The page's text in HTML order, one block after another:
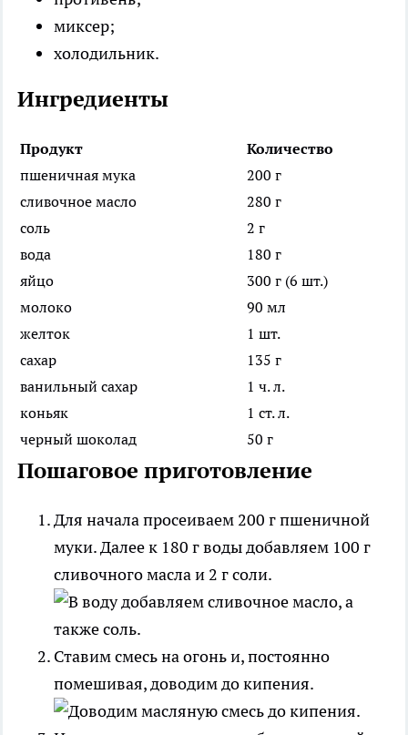
миксер;
холодильник.
Ингредиенты
Продукт
Количество
пшеничная мука
200 г
сливочное масло
280 г
соль
2 г
вода
180 г
яйцо
300 г (6 шт.)
молоко
90 мл
желток
1 шт.
сахар
135 г
ванильный сахар
1 ч. л.
коньяк
1 ст. л.
черный шоколад
50 г
Пошаговое приготовление
Для начала просеиваем 200 г пшеничной
муки. Далее к 180 г воды добавляем 100 г
сливочного масла и 2 г соли.
Ставим смесь на огонь и, постоянно
помешивая, доводим до кипения.